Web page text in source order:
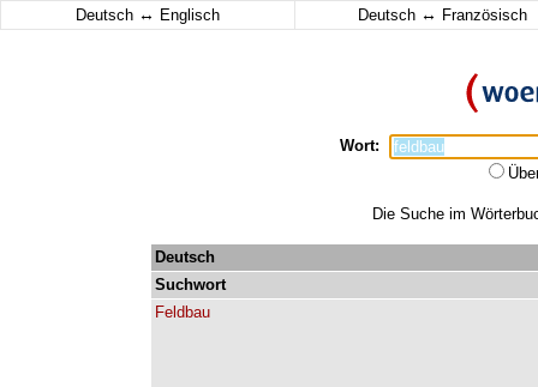
Deutsch ↔ Englisch Deutsch ↔ Französisch
Wort:
Die Suche im
Deutsch
Suchwort
Feldbau